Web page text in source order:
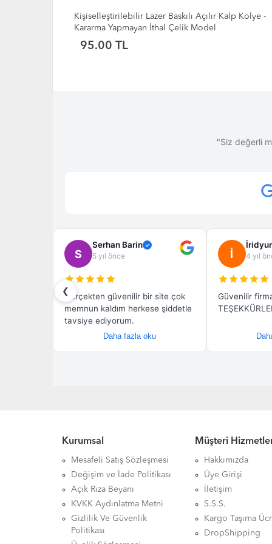
Toptan Şifa Kolyesi Epoksi Doğal Çiçekli Kalp
Kolyeler
60.00 TL
Kurumsal
Mesafeli Satış Sözleşmesi
Değişim ve İade Politikası
Açık Rıza Beyanı
KVKK Aydınlatma Metni
Gizlilik Ve Güvenlik
Politikası
Müşteri
Hakkımızda
Üye Girişi
İletişim
S.S.S.
Kargo Taşıma
DropShipping